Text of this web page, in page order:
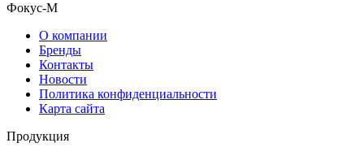
Фокус-М
О компании
Бренды
Контакты
Новости
Политика конфиденциальности
Карта сайта
Продукция